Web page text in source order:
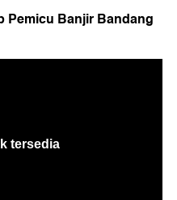
Pemicu Banjir Bandang